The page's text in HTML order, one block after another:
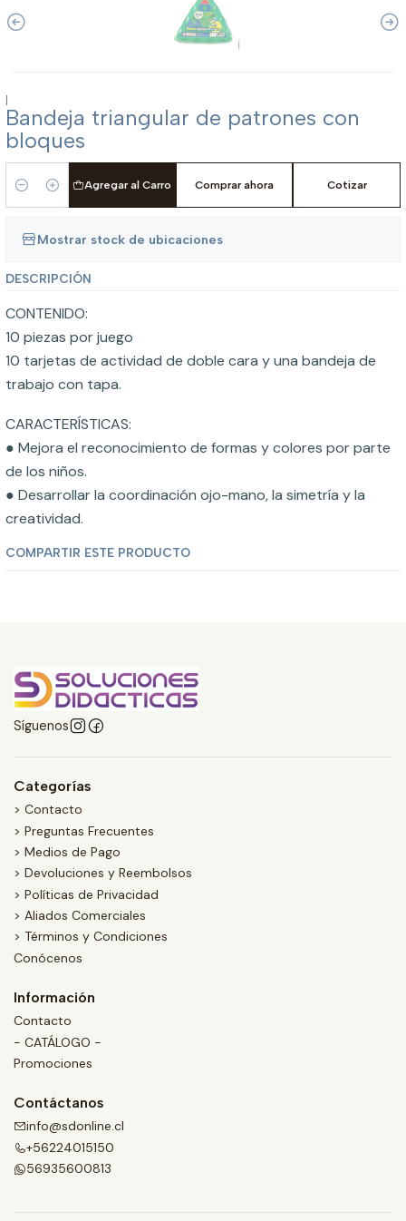
|
Bandeja triangular de patrones con
bloques
Cantidad
Agregar al Carro Comprar ahora Cotizar
Mostrar stock de ubicaciones
DESCRIPCIÓN
CONTENIDO:
10 piezas por juego
10 tarjetas de actividad de doble cara y una bandeja de
trabajo con tapa.
CARACTERÍSTICAS:
● Mejora el reconocimiento de formas y colores por parte
de los niños.
● Desarrollar la coordinación ojo-mano, la simetría y la
creatividad.
COMPARTIR ESTE PRODUCTO
Síguenos
Categorías
> Contacto
> Preguntas Frecuentes
> Medios de Pago
> Devoluciones y Reembolsos
> Políticas de Privacidad
> Aliados Comerciales
> Términos y Condiciones
Conócenos
Información
Contacto
- CATÁLOGO -
Promociones
Contáctanos
info@sdonline.cl
+56224015150
56935600813